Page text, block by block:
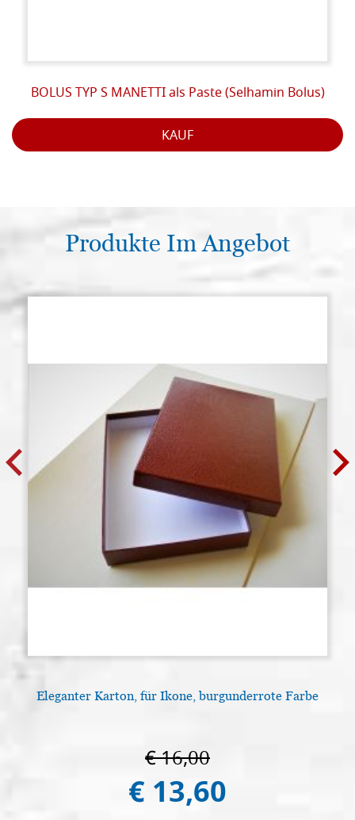
BOLUS TYP S MANETTI als Paste (Selhamin Bolus)
KAUF
Produkte Im Angebot
Eleganter Karton, für Ikone, burgunderrote Farbe
€ 16,00
€ 13,60